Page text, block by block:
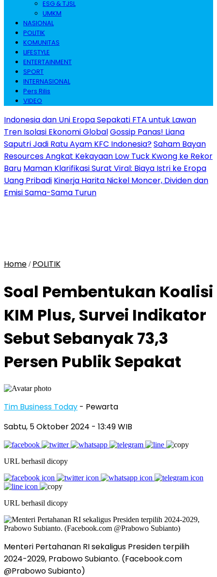
ESG & TJSL
UMKM
NASIONAL
POLITIK
KOMUNITAS
LIFESTYLE
ENTERTAINMENT
SPORT
INTERNASIONAL
Pers Rilis
VIDEO
Indonesia dan Uni Eropa Sepakati FTA untuk Lawan
Tren Isolasi Ekonomi GlobalGossip Panas! Liana
Saputri Jadi Ratu Ayam KFC Indonesia?Saham Bayan
Resources Angkat Kekayaan Low Tuck Kwong ke Rekor
Baru Maman Klarifikasi Surat Viral: Biaya Istri ke Eropa
Uang Pribadi Kinerja Harita Nickel Moncer, Dividen dan
Emisi Sama-Sama Turun
Home / POLITIK
Soal Pembentukan Koalisi
KIM Plus, Survei Indikator
Sebut Sebanyak 73,3
Persen Publik Sepakat
Tim Business Today - Pewarta
Sabtu, 5 Oktober 2024 - 13:49 WIB
URL berhasil dicopy
URL berhasil dicopy
Menteri Pertahanan RI sekaligus Presiden terpilih
2024-2029, Prabowo Subianto. (Facebook.com
@Prabowo Subianto)